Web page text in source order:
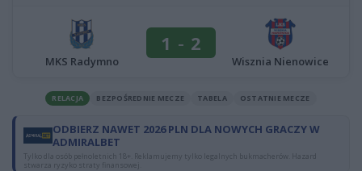
MKS Radymno
1 - 2
Wisznia Nienowice
RELACJA BEZPOŚREDNIE MECZE TABELA OSTATNIE MECZE
ODBIERZ NAWET 2026 PLN DLA NOWYCH GRACZY W
ADMIRALBET
Tylko dla osób pełnoletnich 18+. Reklamujemy tylko legalnych bukmacherów. Hazard
stwarza ryzyko straty finansowej.